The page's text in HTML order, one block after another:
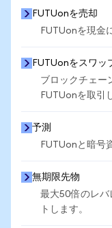
FUTUonを売却
FUTUonを現金
FUTUonをスワッ
ブロックチェー
FUTUonを取引
予測
FUTUonと暗号
無期限先物
最大50倍のレバ
トします。